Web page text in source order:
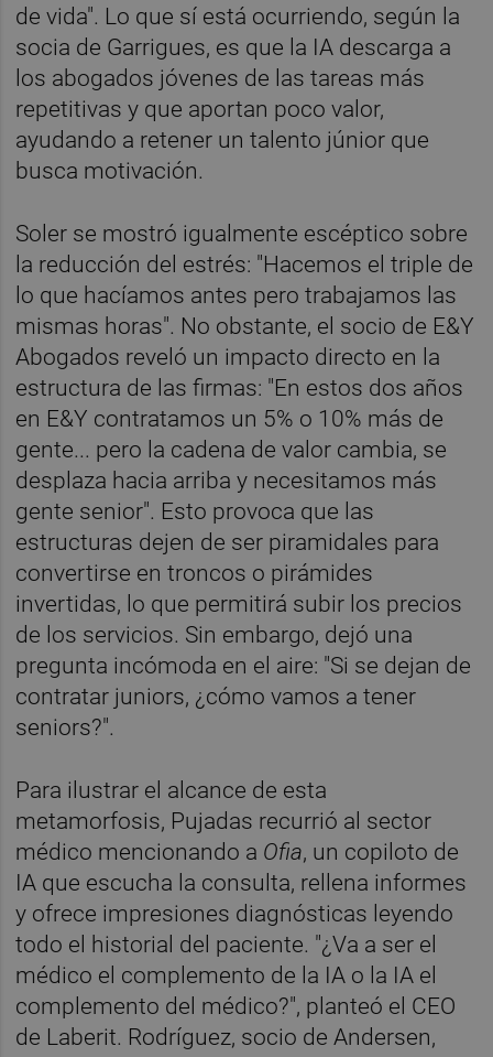
de vida". Lo que sí está ocurriendo, según la
socia de Garrigues, es que la IA descarga a
los abogados jóvenes de las tareas más
repetitivas y que aportan poco valor,
ayudando a retener un talento júnior que
busca motivación.
Soler se mostró igualmente escéptico sobre
la reducción del estrés: "Hacemos el triple de
lo que hacíamos antes pero trabajamos las
mismas horas". No obstante, el socio de E&Y
Abogados reveló un impacto directo en la
estructura de las firmas: "En estos dos años
en E&Y contratamos un 5% o 10% más de
gente... pero la cadena de valor cambia, se
desplaza hacia arriba y necesitamos más
gente senior". Esto provoca que las
estructuras dejen de ser piramidales para
convertirse en troncos o pirámides
invertidas, lo que permitirá subir los precios
de los servicios. Sin embargo, dejó una
pregunta incómoda en el aire: "Si se dejan de
contratar juniors, ¿cómo vamos a tener
seniors?".
Para ilustrar el alcance de esta
metamorfosis, Pujadas recurrió al sector
médico mencionando a Ofia, un copiloto de
IA que escucha la consulta, rellena informes
y ofrece impresiones diagnósticas leyendo
todo el historial del paciente. "¿Va a ser el
médico el complemento de la IA o la IA el
complemento del médico?", planteó el CEO
de Laberit. Rodríguez, socio de Andersen,